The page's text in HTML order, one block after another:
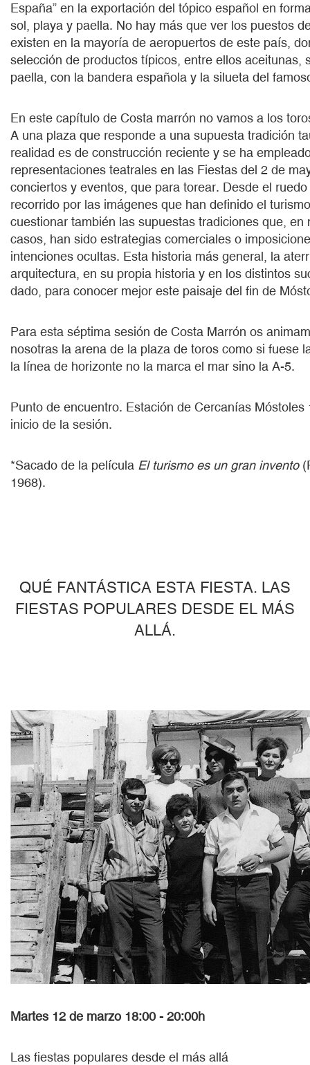
España” en la exportación del tópico español en
sol, playa y paella. No hay más que ver los puestos
existen en la mayoría de aeropuertos de este país,
selección de productos típicos, entre ellos aceitunas,
paella, con la bandera española y la silueta del
En este capítulo de Costa marrón no vamos a los
A una plaza que responde a una supuesta tradición
realidad es de construcción reciente y se ha
representaciones teatrales en las Fiestas del 2 de
conciertos y eventos, que para torear. Desde el
recorrido por las imágenes que han definido el
cuestionar también las supuestas tradiciones que, en
casos, han sido estrategias comerciales o
intenciones ocultas. Esta historia más general, la
arquitectura, en su propia historia y en los distintos
dado, para conocer mejor este paisaje del fin de
Para esta séptima sesión de Costa Marrón os
nosotras la arena de la plaza de toros como si fuese
la línea de horizonte no la marca el mar sino la A-5.
Punto de encuentro. Estación de Cercanías Móstoles
inicio de la sesión.
*Sacado de la película El turismo es un gran invento
1968).
QUÉ FANTÁSTICA ESTA FIESTA. LAS
FIESTAS POPULARES DESDE EL MÁS
ALLÁ.
Martes 12 de marzo 18:00 - 20:00h
Las fiestas populares desde el más allá